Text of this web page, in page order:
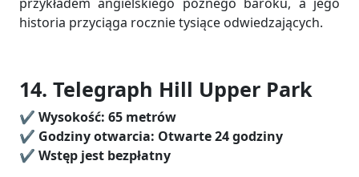
historia przyciąga rocznie tysiące odwiedzających.
14. Telegraph Hill Upper Park
✔️ Wysokość: 65 metrów
✔️ Godziny otwarcia: Otwarte 24 godziny
✔️ Wstęp jest bezpłatny